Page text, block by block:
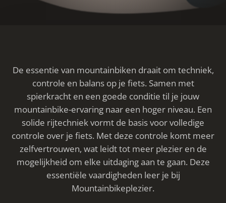
De essentie van mountainbiken draait om techniek,
controle en balans op je fiets. Samen met
spierkracht en een goede conditie til je jouw
mountainbike-ervaring naar een hoger niveau. Een
solide rijtechniek vormt de basis voor volledige
controle over je fiets. Met deze controle komt meer
zelfvertrouwen, wat leidt tot meer plezier en de
mogelijkheid om elke uitdaging aan te gaan. Deze
essentiële vaardigheden leer je bij
Mountainbikeplezier.